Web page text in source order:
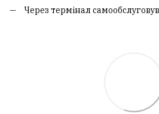
Через термінал